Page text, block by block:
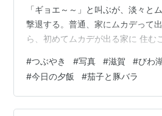
「ギョエ～～」と叫ぶが、淡々と
撃退する。普通、家にムカデって
ら、初めてムカデが出る家に 住む
を して寝ているので安心は安心な
リのストックは欠かせないので 何
間近の季節。 さて、びわ湖文化公
次から次へと咲き出したかと思え
#つぶやき #写真 #滋賀 #びわ
#今日の夕飯 #茄子と豚バラ